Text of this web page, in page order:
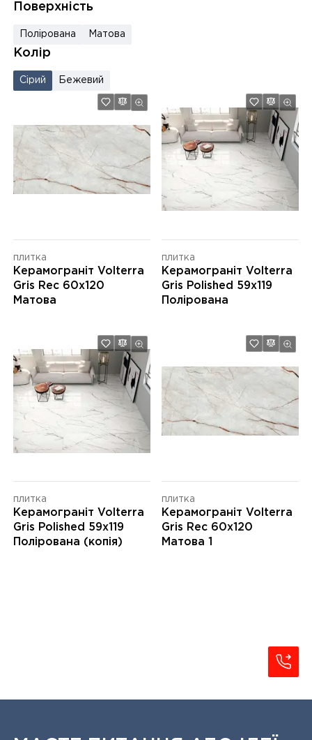
Поверхність
Полірована Матова
Колір
Сірий Бежевий
плитка
Керамограніт Volterra
Gris Rec 60x120
Матова
плитка
Керамограніт Volterra
Gris Polished 59x119
Полірована
плитка
Керамограніт Volterra
Gris Polished 59x119
Полірована (копія)
плитка
Керамограніт Volterra
Gris Rec 60x120
Матова 1